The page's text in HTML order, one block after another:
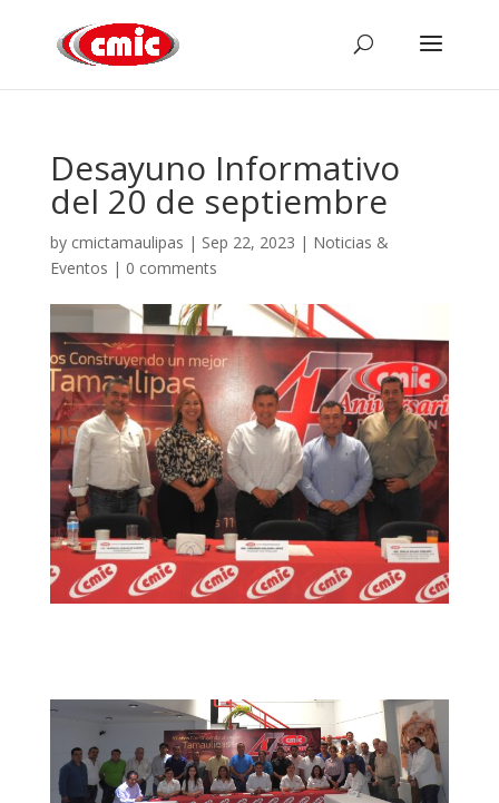
Desayuno Informativo
del 20 de septiembre
by cmictamaulipas | Sep 22, 2023 | Noticias &
Eventos | 0 comments